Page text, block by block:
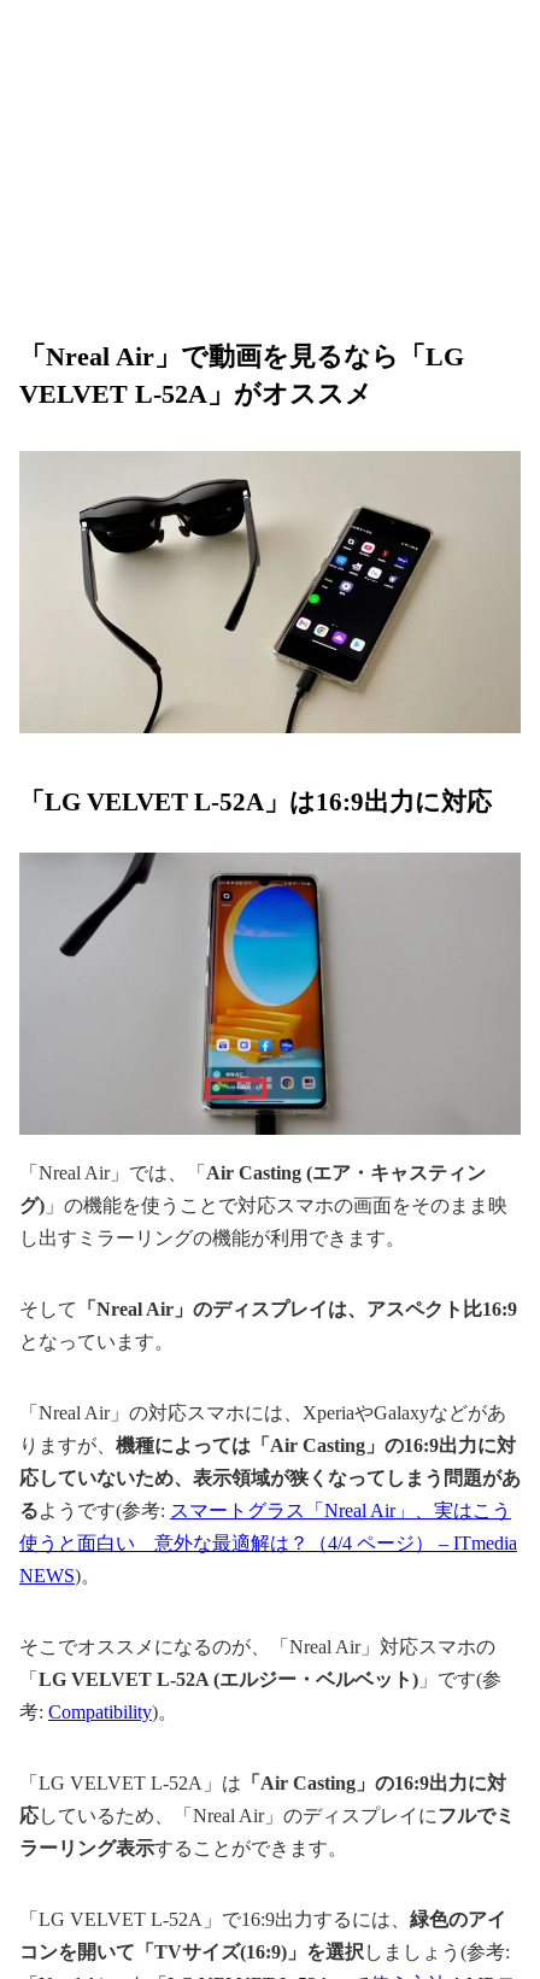
「Nreal Air」で動画を見るなら「LG
VELVET L-52A」がオススメ
「LG VELVET L-52A」は16:9出力に対応
「Nreal Air」では、「 Air Casting (エア・キャスティン
グ) 」の機能を使うことで対応スマホの画面をそのまま映
し出すミラーリングの機能が利用できます。
そして
「Nreal Air」のディスプレイは、アスペクト比16:9
となっています。
「Nreal Air」の対応スマホには、XperiaやGalaxyなどがあ
りますが、 機種によっては「Air Casting」の16:9出力に対
応していないため、表示領域が狭くなってしまう問題があ
るようです(参考: スマートグラス「Nreal Air」、実はこう
使うと面白い 意外な最適解は？（4/4 ページ） – ITmedia
NEWS)。
そこでオススメになるのが、「Nreal Air」対応スマホの
「 LG VELVET L-52A (エルジー・ベルベット) 」です(参
考: Compatibility)。
「LG VELVET L-52A」は 「Air Casting」の16:9出力に対
応しているため、「Nreal Air」のディスプレイにフルでミ
ラーリング表示することができます。
「LG VELVET L-52A」で16:9出力するには、 緑色のアイ
コンを開いて「TVサイズ(16:9)」を選択 しましょう(参考: